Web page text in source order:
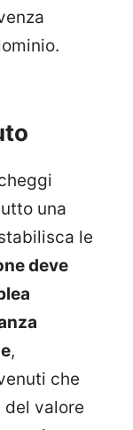
una
le
deve
,
che
del valore